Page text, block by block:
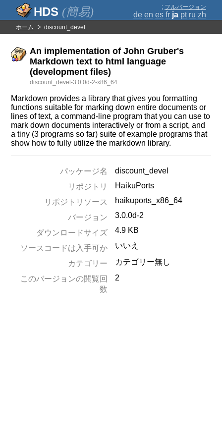
(簡易) ; フルバージョン
de en es fr ja pt ru zh
ホーム discount_devel
An implementation of John Gruber's
Markdown text to html language
(development files)
discount_devel-3.0.0d-2-x86_64
Markdown provides a library that gives you formatting
functions suitable for marking down entire documents or
lines of text, a command-line program that you can use to
mark down documents interactively or from a script, and
a tiny (3 programs so far) suite of example programs that
show how to fully utilize the markdown library.
パッケージ名
discount_devel
リポジトリ
HaikuPorts
リポジトリソース
haikuports_x86_64
バージョン
3.0.0d-2
ダウンロードサイズ 4.9 KB
ソースコードは入手可か いいえ
カテゴリー
カテゴリー無し
このバージョンの閲覧回
数
2